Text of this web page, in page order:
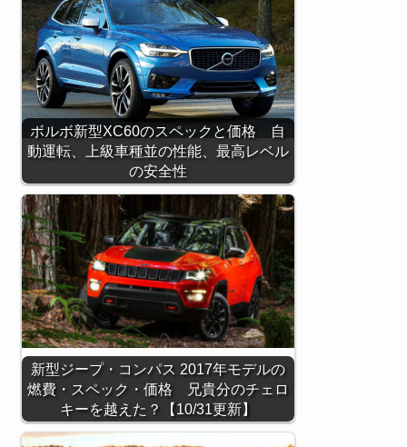
ボルボ新型XC60のスペックと価格 自
動運転、上級車種並の性能、最高レベル
の安全性
新型ジープ・コンパス 2017年モデルの
燃費・スペック・価格 兄貴分のチェロ
キーを越えた？【10/31更新】